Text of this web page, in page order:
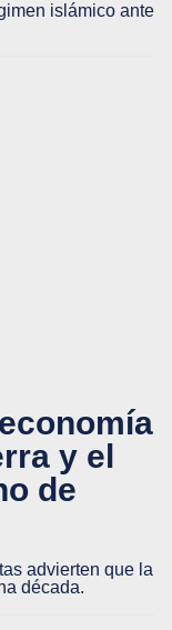
islámico ante
y el
de
advierten que la
década.